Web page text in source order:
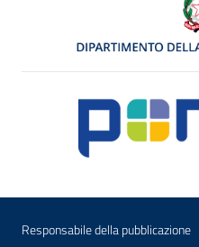
Menu di servizio
Responsabile della pubblicazione